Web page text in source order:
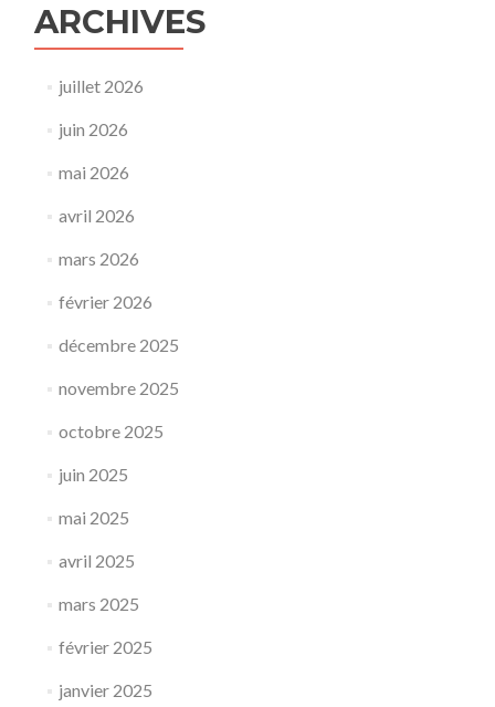
ARCHIVES
juillet 2026
juin 2026
mai 2026
avril 2026
mars 2026
février 2026
décembre 2025
novembre 2025
octobre 2025
juin 2025
mai 2025
avril 2025
mars 2025
février 2025
janvier 2025